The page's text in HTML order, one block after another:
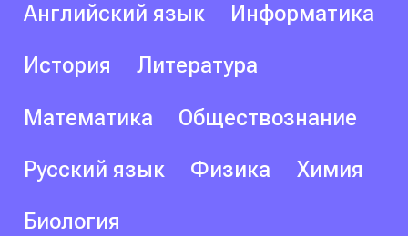
Английский язык Информатика
История Литература
Математика Обществознание
Русский язык Физика Химия
Биология